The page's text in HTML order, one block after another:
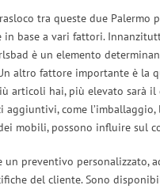
tra queste due Palermo
in base a vari fattori.
è un elemento
altro fattore importante è la
articoli hai, più elevato sarà il
aggiuntivi, come
mobili, possono influire sul
un preventivo personalizzato,
del cliente. Sono